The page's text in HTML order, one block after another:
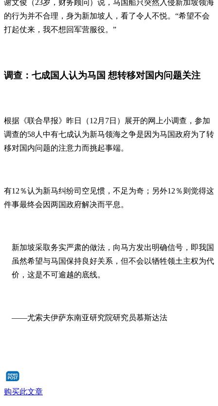
谢文俊（23岁，财务顾问）说，马国船只突然入侵新加坡领海
的行为并不合理，身为新加坡人，看了令人不悦。“希望不会
打起仗来，我不想回军营服役。”
调查：七成国人认为马国 想转移对国内问题关注
根据《联合早报》昨日（12月7日）展开的网上小调查，参加
调查的58人中有七成认为新马领海之争是因为马国政府为了转
移对国内问题的注意力而挑起事端。
有12％认为新马纠纷司空见惯，不足为奇；另外12％则觉得这
件事最终会因两国政府解决而平息。
新加坡采取务实严肃的做法，向马方发出明确信号，即我国
虽然希望与马国保持良好关系，但不会以牺牲领土主权为代
价，这是不可逾越的底线。
——尤索夫伊萨东南亚研究院研究员慕斯达法
购买此文章